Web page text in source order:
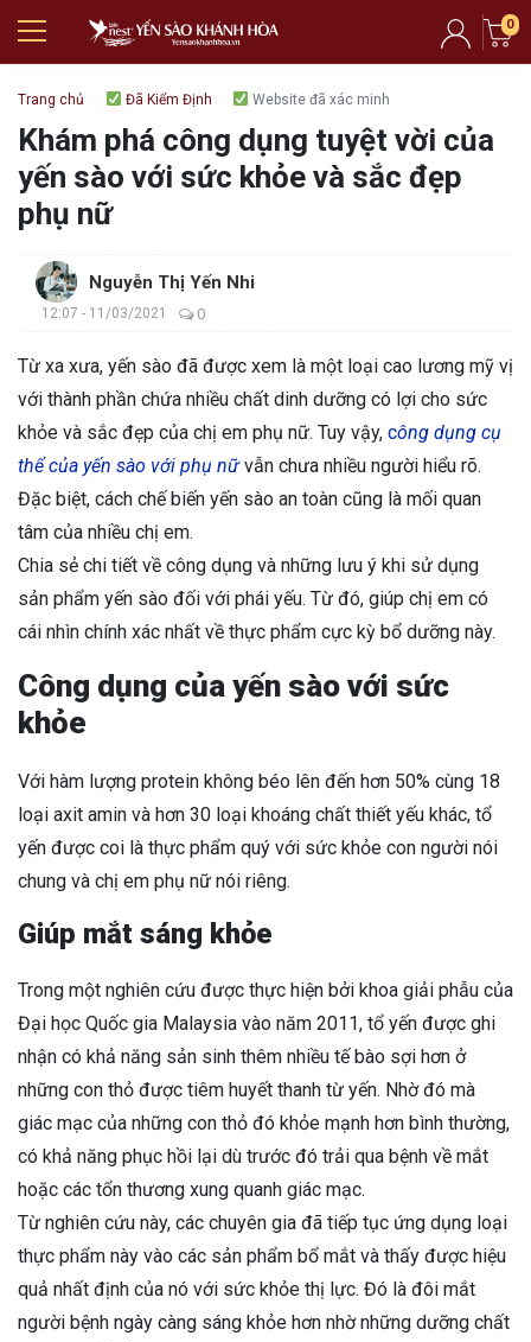
0
Trang chủ Đã Kiểm Định Website đã xác minh
Khám phá công dụng tuyệt vời của
yến sào với sức khỏe và sắc đẹp
phụ nữ
Nguyễn Thị Yến Nhi
12:07 - 11/03/2021 0
Từ xa xưa, yến sào đã được xem là một loại cao lương mỹ vị
với thành phần chứa nhiều chất dinh dưỡng có lợi cho sức
khỏe và sắc đẹp của chị em phụ nữ. Tuy vậy, công dụng cụ
thể của yến sào với phụ nữvẫn chưa nhiều người hiểu rõ.
Đặc biệt, cách chế biến yến sào an toàn cũng là mối quan
tâm của nhiều chị em.
Chia sẻ chi tiết về công dụng và những lưu ý khi sử dụng
sản phẩm yến sào đối với phái yếu. Từ đó, giúp chị em có
cái nhìn chính xác nhất về thực phẩm cực kỳ bổ dưỡng này.
Công dụng của yến sào với sức
khỏe
Với hàm lượng protein không béo lên đến hơn 50% cùng 18
loại axit amin và hơn 30 loại khoáng chất thiết yếu khác, tổ
yến được coi là thực phẩm quý với sức khỏe con người nói
chung và chị em phụ nữ nói riêng.
Giúp mắt sáng khỏe
Trong một nghiên cứu được thực hiện bởi khoa giải phẫu của
Đại học Quốc gia Malaysia vào năm 2011, tổ yến được ghi
nhận có khả năng sản sinh thêm nhiều tế bào sợi hơn ở
những con thỏ được tiêm huyết thanh từ yến. Nhờ đó mà
giác mạc của những con thỏ đó khỏe mạnh hơn bình thường,
có khả năng phục hồi lại dù trước đó trải qua bệnh về mắt
hoặc các tổn thương xung quanh giác mạc.
Từ nghiên cứu này, các chuyên gia đã tiếp tục ứng dụng loại
thực phẩm này vào các sản phẩm bổ mắt và thấy được hiệu
quả nhất định của nó với sức khỏe thị lực. Đó là đôi mắt
người bệnh ngày càng sáng khỏe hơn nhờ những dưỡng chất